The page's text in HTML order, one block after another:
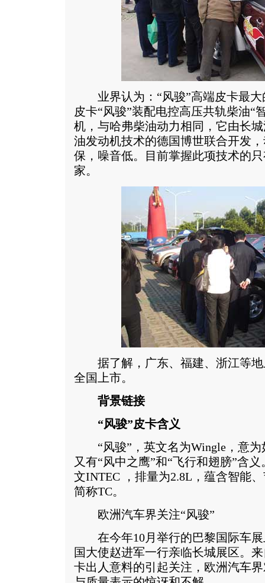
业界认为：“风骏”高端皮卡最大
皮卡“风骏”装配电控高压共轨柴油“
机，与哈弗柴油动力相同，它由长
油发动机技术的德国博世联合开发
保，噪音低。目前掌握此项技术的
家。
据了解，广东、福建、浙江等地
全国上市。
背景链接
“风骏”皮卡含义
“风骏”，英文名为Wingle，意为
又有“风中之鹰”和“飞行和翅膀”含
文INTEC ，排量为2.8L，蕴含智能
简称TC。
欧洲汽车界关注“风骏”
在今年10月举行的巴黎国际车展
国大使赵进军一行亲临长城展区。
卡出人意料的引起关注，欧洲汽车